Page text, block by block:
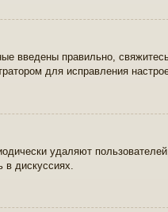
введены правильно,
для исправления
удаляют
дискуссиях.